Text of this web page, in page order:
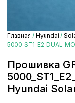
Главная / Hyundai /
Прошивка
Hyundai